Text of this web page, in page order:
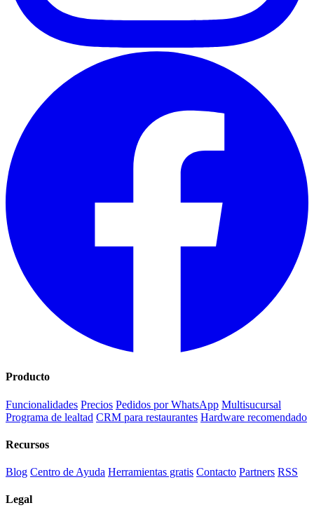
Producto
Funcionalidades Precios Pedidos por WhatsApp Multisucursal
Programa de lealtad CRM para restaurantes Hardware recomendado
Recursos
Blog Centro de Ayuda Herramientas gratis Contacto Partners RSS
Legal